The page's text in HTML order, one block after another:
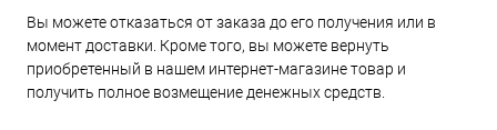
Вы можете отказаться от заказа до его получения или в
момент доставки. Кроме того, вы можете вернуть
приобретенный в нашем интернет-магазине товар и
получить полное возмещение денежных средств.